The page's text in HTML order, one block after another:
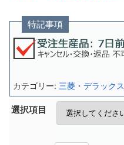
特記事項
選択項目
カテゴリー: 三菱・デラックス